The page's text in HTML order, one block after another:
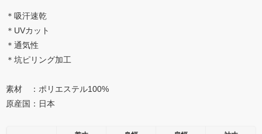
＊吸汗速乾
＊UVカット
＊通気性
＊坑ピリング加工
素材 ：ポリエステル100%
原産国：日本